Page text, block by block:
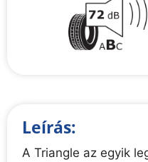
Leírás:
A Triangle az egyik